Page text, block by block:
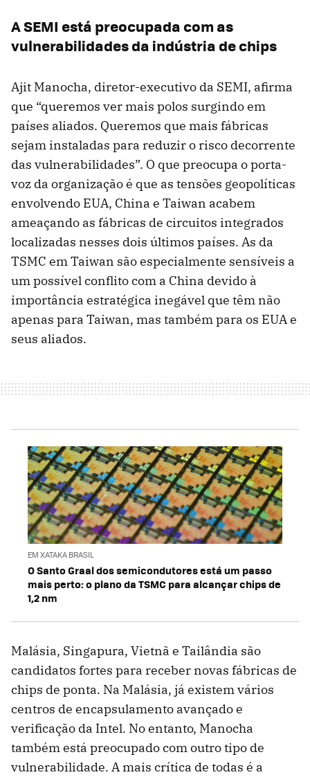
A SEMI está preocupada com as
vulnerabilidades da indústria de chips
Ajit Manocha, diretor-executivo da SEMI, afirma
que “queremos ver mais polos surgindo em
países aliados. Queremos que mais fábricas
sejam instaladas para reduzir o risco decorrente
das vulnerabilidades”. O que preocupa o porta-
voz da organização é que as tensões geopolíticas
envolvendo EUA, China e Taiwan acabem
ameaçando as fábricas de circuitos integrados
localizadas nesses dois últimos países. As da
TSMC em Taiwan são especialmente sensíveis a
um possível conflito com a China devido à
importância estratégica inegável que têm não
apenas para Taiwan, mas também para os EUA e
seus aliados.
EM XATAKA BRASIL
O Santo Graal dos semicondutores está um passo
mais perto: o plano da TSMC para alcançar chips de
1,2 nm
Malásia, Singapura, Vietnã e Tailândia são
candidatos fortes para receber novas fábricas de
chips de ponta. Na Malásia, já existem vários
centros de encapsulamento avançado e
verificação da Intel. No entanto, Manocha
também está preocupado com outro tipo de
vulnerabilidade. A mais crítica de todas é a